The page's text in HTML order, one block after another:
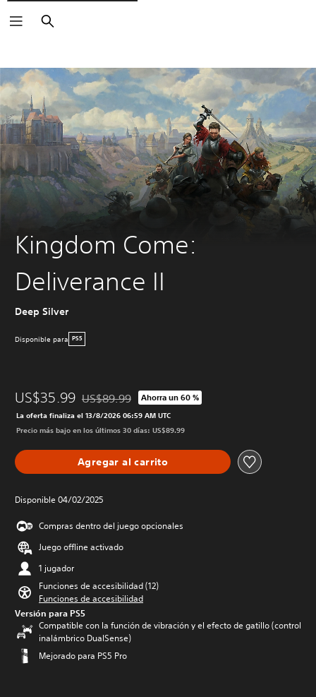
Buscar
Kingdom Come:
Deliverance II
Deep Silver
Disponible para PS5
US$35.99 Rebajado del precio original de US$89.99
US$89.99 Ahorra un 60 %
La oferta finaliza el 13/8/2026 06:59 AM UTC
Precio más bajo en los últimos 30 días: US$89.99
Agregar al carrito
Disponible 04/02/2025
Compras dentro del juego opcionales
Juego offline activado
1 jugador
Funciones de accesibilidad (12)
Funciones de accesibilidad
Versión para PS5
Compatible con la función de vibración y el efecto de gatillo (control
inalámbrico DualSense)
Mejorado para PS5 Pro